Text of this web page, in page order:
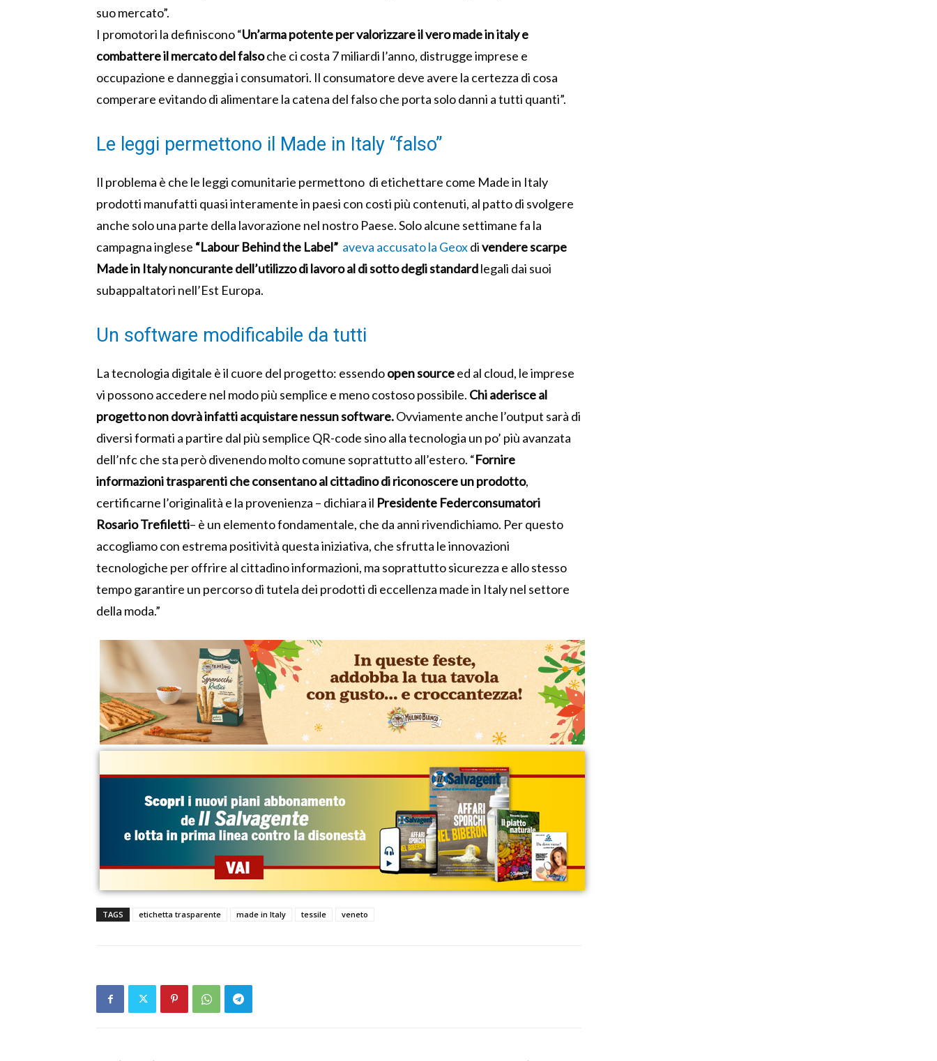
suo mercato”.
I promotori la definiscono “Un’arma potente per valorizzare il vero made in italy e
combattere il mercato del falsoche ci costa 7 miliardi l’anno, distrugge imprese e
occupazione e danneggia i consumatori. Il consumatore deve avere la certezza di cosa
comperare evitando di alimentare la catena del falso che porta solo danni a tutti quanti”.
Le leggi permettono il Made in Italy “falso”
Il problema è che le leggi comunitarie permettono di etichettare come Made in Italy
prodotti manufatti quasi interamente in paesi con costi più contenuti, al patto di svolgere
anche solo una parte della lavorazione nel nostro Paese. Solo alcune settimane fa la
campagna inglese “Labour Behind the Label” aveva accusato la Geoxdivendere scarpe
Made in Italy noncurante dell’utilizzo di lavoro al di sotto degli standardlegali dai suoi
subappaltatori nell’Est Europa.
Un software modificabile da tutti
La tecnologia digitale è il cuore del progetto: essendoopen sourceed al cloud, le imprese
vi possono accedere nel modo più semplice e meno costoso possibile. Chi aderisce al
progetto non dovrà infatti acquistare nessun software.Ovviamente anche l’output sarà di
diversi formati a partire dal più semplice QR-code sino alla tecnologia un po’ più avanzata
dell’nfc che sta però divenendo molto comune soprattutto all’estero. “Fornire
informazioni trasparenti che consentano al cittadino di riconoscere un prodotto,
certificarne l’originalità e la provenienza – dichiara il Presidente Federconsumatori
Rosario Trefiletti– è un elemento fondamentale, che da anni rivendichiamo. Per questo
accogliamo con estrema positività questa iniziativa, che sfrutta le innovazioni
tecnologiche per offrire al cittadino informazioni, ma soprattutto sicurezza e allo stesso
tempo garantire un percorso di tutela dei prodotti di eccellenza made in Italy nel settore
della moda.”
TAGS etichetta trasparente made in Italy tessile veneto